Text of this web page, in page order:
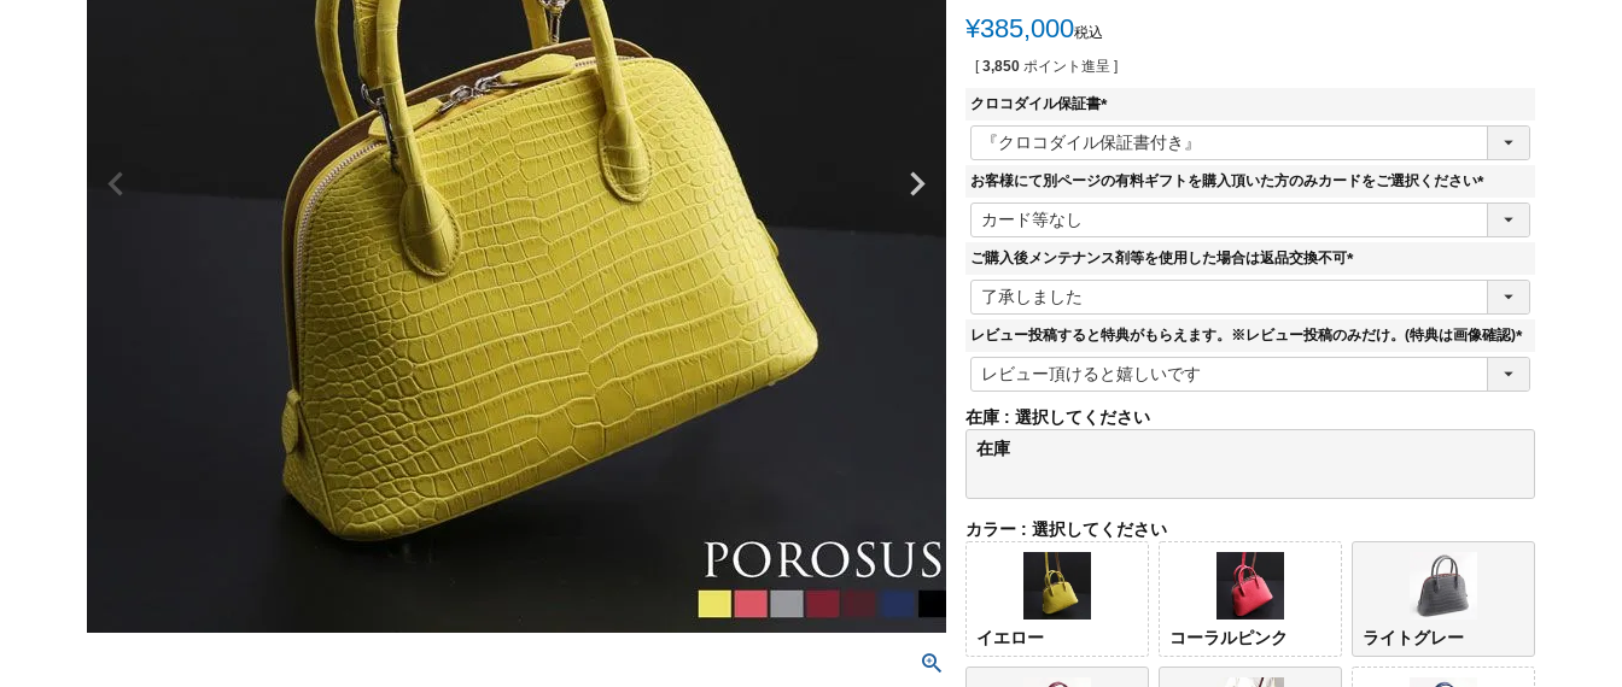
¥385,000税込
[ 3,850 ポイント進呈 ]
クロコダイル保証書
(
必
須
お客様にて別ページの有料ギフトを購入頂いた方のみカードをご選択ください
(
ご購入後メンテナンス剤等を使用した場合は返品交換不可
(
須
レビュー投稿すると特典がもらえます。※レビュー投稿のみだけ。(特典は画像確認)
(
)
在庫
選択してください
在庫
カラー 選択してください
イエロー コーラルピンク ライトグレー